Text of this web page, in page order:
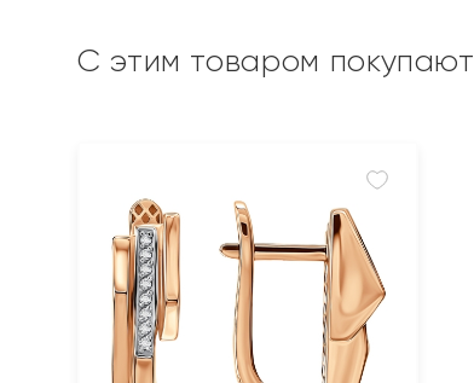
С этим товаром покупают